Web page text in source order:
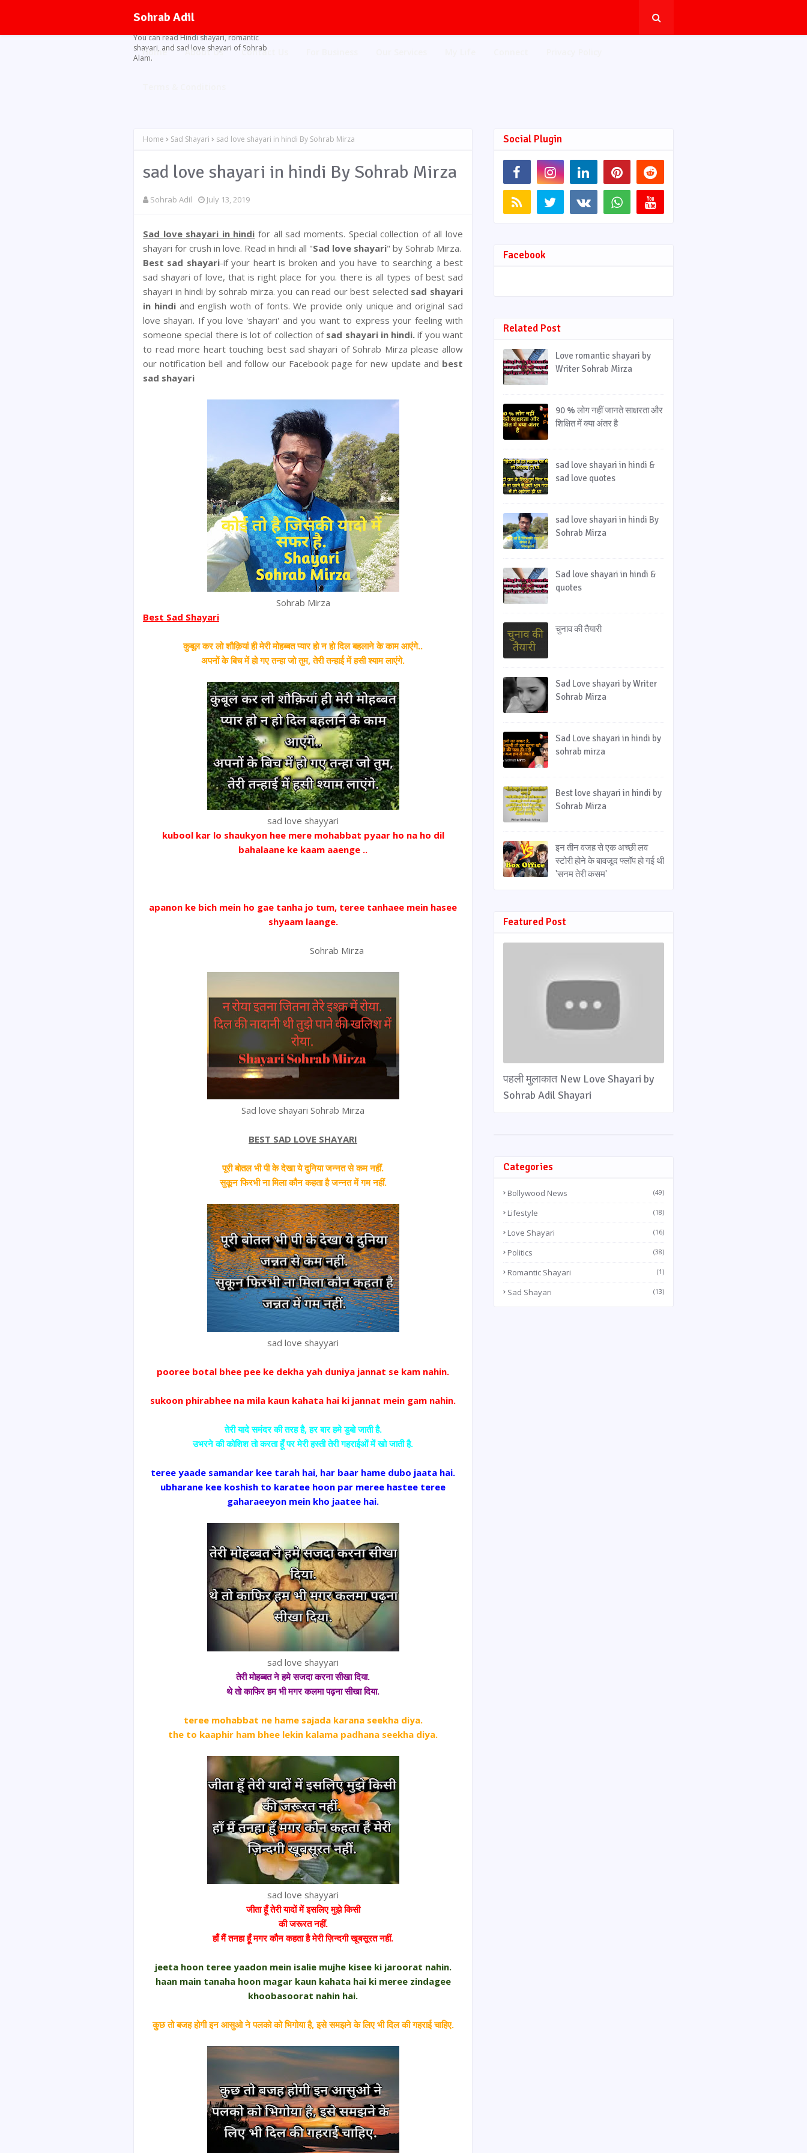
Sohrab Adil
You can read Hindi shayari, romantic
shayari, and sad love shayari of Sohrab
Alam.
Home About Us Contact Us
Home Sad Shayari sad love shayari in hindi By Sohrab Mirza
sad love shayari in hindi By Sohrab Mirza
Sohrab Adil July 13, 2019
Sad love shayari in hindi for all sad moments. Special collection of all love
shayari for crush in love. Read in hindi all "Sad love shayari" by Sohrab Mirza.
Best sad shayari-if your heart is broken and you have to searching a best
sad shayari of love, that is right place for you. there is all types of best sad
shayari in hindi by sohrab mirza. you can read our best selected sad shayari
in hindiand english woth of fonts. We provide only unique and original sad
love shayari. If you love 'shayari' and you want to express your feeling with
someone special there is lot of collection of sad shayari in hindi. if you want
to read more heart touching best sad shayari of Sohrab Mirza please allow
our notification bell and follow our Facebook page for new update and best
sad shayari
Sohrab Mirza
Best Sad Shayari
कुबूल कर लो शौक़ियां ही मेरी मोहब्बत प्यार हो न हो दिल बहलाने के काम आएंगे..
अपनों के बिच में हो गए तन्हा जो तुम, तेरी तन्हाई में हसी श्याम लाएंगे.
sad love shayyari
kubool kar lo shaukyon hee mere mohabbat pyaar ho na ho dil
bahalaane ke kaam aaenge ..
apanon ke bich mein ho gae tanha jo tum, teree tanhaee mein hasee
shyaam laange.
Sohrab Mirza
Sad love shayari Sohrab Mirza
BEST SAD LOVE SHAYARI
पूरी बोतल भी पी के देखा ये दुनिया जन्नत से कम नहीं.
सुकून फिरभी ना मिला कौन कहता है जन्नत में गम नहीं.
sad love shayyari
pooree botal bhee pee ke dekha yah duniya jannat se kam nahin.
sukoon phirabhee na mila kaun kahata hai ki jannat mein gam nahin.
तेरी यादे समंदर की तरह है, हर बार हमे डुबो जाती है.
उभरने की कोशिश तो करता हूँ पर मेरी हस्ती तेरी गहराईओं में खो जाती है.
teree yaade samandar kee tarah hai, har baar hame dubo jaata hai.
ubharane kee koshish to karatee hoon par meree hastee teree
gaharaeeyon mein kho jaatee hai.
sad love shayyari
तेरी मोहब्बतनेहमे सजदा करना सीखा दिया.
थे तो काफिर हम भी मगर कलमा पढ़ना सीखा दिया.
teree mohabbat ne hame sajada karana seekha diya.
the to kaaphir ham bhee lekin kalama padhana seekha diya.
sad love shayyari
जीता हूँ तेरी यादों में इसलिए मुझे किसी
की जरूरत नहीं.
हाँ मैं तनहा हूँ मगर कौन कहता है मेरी ज़िन्दगी खूबसूरत नहीं.
jeeta hoon teree yaadon mein isalie mujhe kisee ki jaroorat nahin.
haan main tanaha hoon magar kaun kahata hai ki meree zindagee
khoobasoorat nahin hai.
कुछ तो बजह होगी इन आसुओ ने पलको को भिगोया है, इसे समझने के लिए भी दिल की गहराई चाहिए.
Social Plugin
Facebook
Related Post
Love romantic shayari by
Writer Sohrab Mirza
90 % लोग नहीं जानते साक्षरता और
शिक्षित में क्या अंतर है
sad love shayari in hindi &
sad love quotes
sad love shayari in hindi By
Sohrab Mirza
Sad love shayari in hindi &
quotes
चुनाव की तैयारी
Sad Love shayari by Writer
Sohrab Mirza
Sad Love shayari in hindi by
sohrab mirza
Best love shayari in hindi by
Sohrab Mirza
इन तीन वजह से एक अच्छी लव
स्टोरी होने के बावजूद फ्लॉप हो गई थी
'सनम तेरी कसम'
Featured Post
पहली मुलाकात New Love Shayari by
Sohrab Adil Shayari
Categories
Bollywood News (49)
Lifestyle (18)
Love Shayari (16)
Politics (38)
Romantic Shayari (1)
Sad Shayari (13)